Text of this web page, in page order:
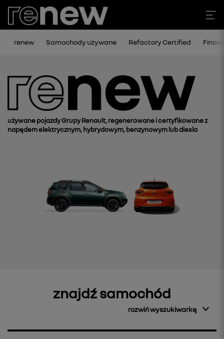
renew Samochody używane Refactory Certified
używane pojazdy Grupy Renault, regenerowane i certyfikowane z
napędem elektrycznym, hybrydowym, benzynowym lub diesla
znajdź samochód
rozwiń wyszukiwarkę